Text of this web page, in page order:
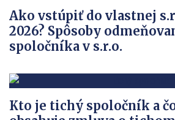
Ako vstúpiť do vlastnej
2026? Spôsoby
spoločníka v s.r.o.
Kto je tichý spoločník a